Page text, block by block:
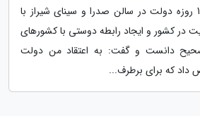
ابیانه در مورد گزارش 100 روزه دولت در سالن صدرا و سینای شیراز با
در کشور و ایجاد رابطه دوستی با کشورهای
دانست و گفت: به اعتقاد من دولت
که برای برطرف...